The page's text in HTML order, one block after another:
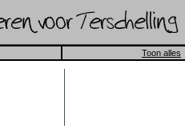
Toon alles